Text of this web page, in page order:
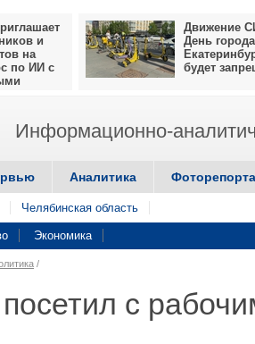
и
на
по ИИ с
Движение
День города
будет
Информационно-
Аналитика
Челябинская область
Экономика
/
с